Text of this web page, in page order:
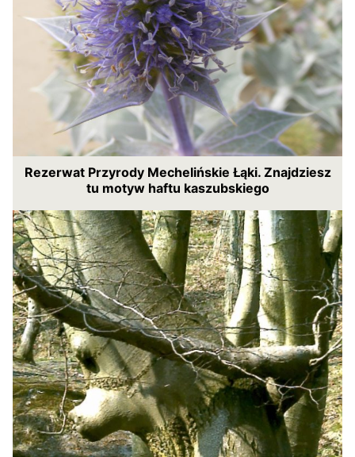
Rezerwat Przyrody Mechelińskie Łąki. Znajdziesz
tu motyw haftu kaszubskiego